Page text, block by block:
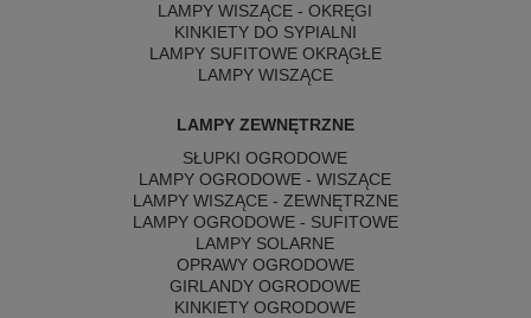
LAMPY WISZĄCE - OKRĘGI
KINKIETY DO SYPIALNI
LAMPY SUFITOWE OKRĄGŁE
LAMPY WISZĄCE
LAMPY ZEWNĘTRZNE
SŁUPKI OGRODOWE
LAMPY OGRODOWE - WISZĄCE
LAMPY WISZĄCE - ZEWNĘTRZNE
LAMPY OGRODOWE - SUFITOWE
LAMPY SOLARNE
OPRAWY OGRODOWE
GIRLANDY OGRODOWE
KINKIETY OGRODOWE